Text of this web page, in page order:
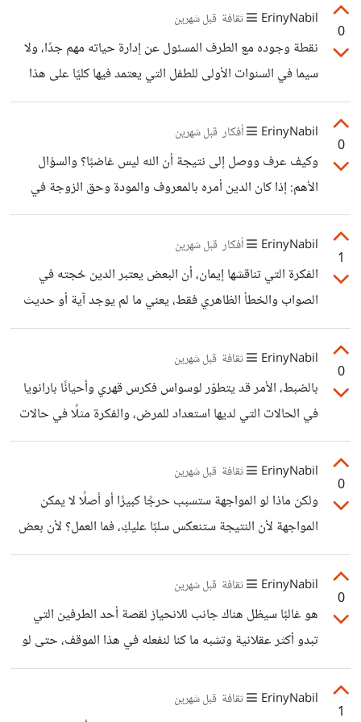
الحال في بعض دول الغرب) ولكن متاح فقط أرقام للنجدة
وتوفير كفالة واسر بديلة للأطفال الذين فقدوا أهاليهم.
0
ErinyNabil ثقافة قبل شهرين
نقطة وجوده مع الطرف المسئول عن إدارة حياته مهم جدًا، ولا
سيما في السنوات الأولى للطفل التي يعتمد فيها كليًا على هذا
الطرف، ولكن كيف نتصرف في فكرة الحرمان العاطفي من وجود
الطرف الآخر وإشباعه للطفل، فمثلًا قد تكون الأم هي الطرف غير
المسئول لأي سبب ولكن في السنوات الأولى للطفل هو يحتاج
لمثال الأم من ناحية الحنان والعاطفة، فهل لو تزوّج الأب، هذا
0
ErinyNabil أفكار قبل شهرين
وكيف عرف ووصل إلى نتيجة أن الله ليس غاضبًا؟ والسؤال
الأهم: إذا كان الدين أمره بالمعروف والمودة وحق الزوجة في
المعرفة والموافقة ثم فعل هو عكس ذلك، إذن هو يخالف النص
من ناحية الاستنتاج، فالمودة ستنتهي إلى صراحة ومعروف،
والكذب سيؤدي إلى حزن وألم للآخر إذن هو ضد المعروف
وبالتالي يخالف ما نص عليه الدين.
1
ErinyNabil أفكار قبل شهرين
الفكرة التي تناقشها إيمان، أن البعض يعتبر الدين حُجته في
الصواب والخطأ الظاهري فقط، يعني ما لم يوجد آية أو حديث
يُنهي عن هذا الفعل فسيقوم به ويتحايل على أي أخلاق أو مبادئ
للضمير، فمثلًا سنجد أناس ملحدين ومؤمنين بفلسفات وديانات
أخرى لكن متفقين على أمور محددة لا تجوز ولا تصح من الناحية
الإنسانية، حتى وهم لا يخشون عقاب الآخرة أو ينتظرون ثواب
من الله، ونفس الشيء نراه قبل نزول الأديان، هل كانت الخليقة
0
ErinyNabil ثقافة قبل شهرين
بالضبط، الأمر قد يتطوّر لوسواس فكرس قهري وأحيانًا بارانويا
في الحالات التي لديها استعداد للمرض، والفكرة مثلًا في حالات
ظنون الخيانة بين الزوجين تحديدًا صعبة لأن الزوجة/الزوج
أحيانًا يكونون على حق وتفسيرهم للأحداث صحيح ولكن الدلائل
لا تكفي، وحتى الطرف الآخر يكذب طوال الوقت، فتصبح حياتهم
عذاب بسبب حالة عدم اليقين.
0
ErinyNabil ثقافة قبل شهرين
ولكن ماذا لو المواجهة ستسبب حرجًا كبيرًا أو أصلًا لا يمكن
المواجهة لأن النتيجة ستنعكس سلبًا عليكِ، فما العمل؟ لأن بعض
المواقف المهنية مثلًا هي تبدا وتنتهي بالكذب، فالمواجهة فيها لن
تنفع الطرف الطالب للحقيقة، بل العكس سيزداد شعورًا بالاستياء
لأنه وضع نفسه في موقف يحرجه طلبًا للحقيقة ولم يجد سوى
نفس الكذب.
0
ErinyNabil ثقافة قبل شهرين
هو غالبًا سيظل هناك جانب للانحياز لقصة أحد الطرفين التي
تبدو أكثر عقلانية وتشبه ما كنا لنفعله في هذا الموقف، حتى لو
هذه القصة يراها الطرف الآخر إنها مؤذية في نظره، لذا انعدام
التحيزات كليًا صعب جدًا، وأحيانًا غير مطلوب لو الطرفين يريدوا
1
ErinyNabil ثقافة قبل شهرين